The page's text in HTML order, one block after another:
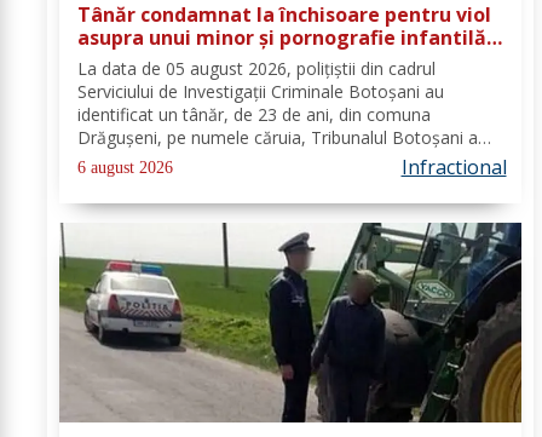
Tânăr condamnat la închisoare pentru viol
asupra unui minor și pornografie infantilă,
identificat de polițiști
La data de 05 august 2026, polițiștii din cadrul
Serviciului de Investigații Criminale Botoșani au
identificat un tânăr, de 23 de ani, din comuna
Drăgușeni, pe numele căruia, Tribunalul Botoșani a
emis un mandat de executare a pedepsei cu
închisoarea. Tânărul a fost condamnat la 4 ani și 5 luni
de...
6 august 2026 Infractional